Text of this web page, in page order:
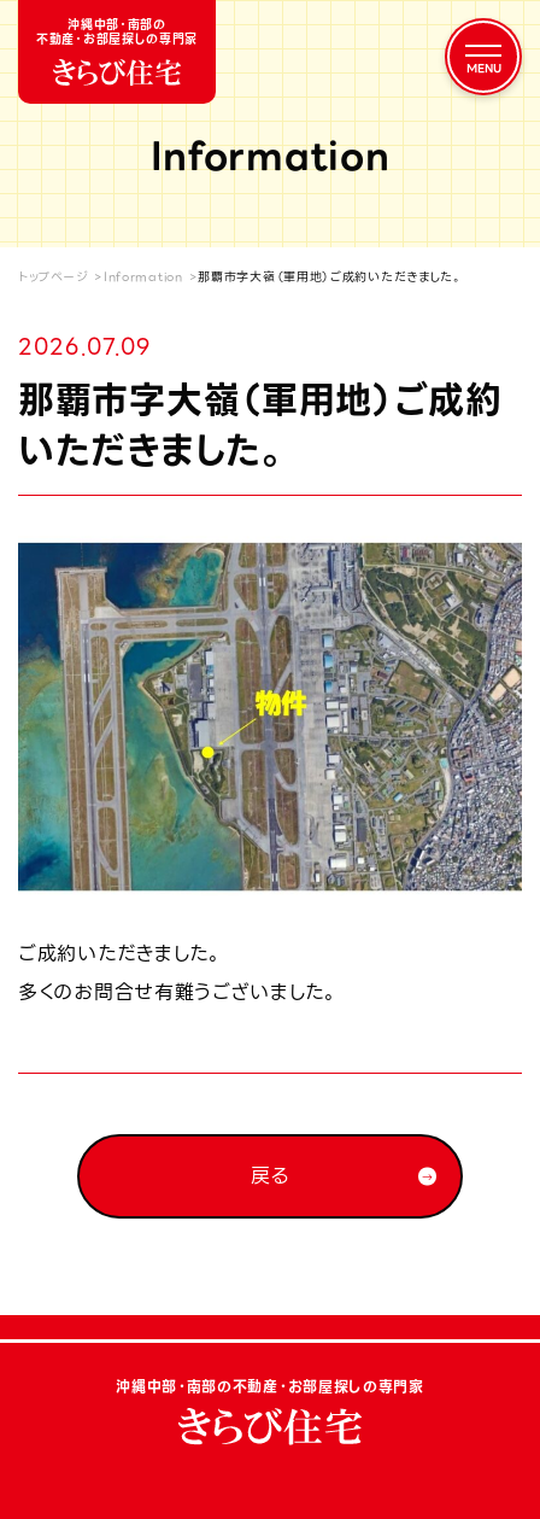
沖縄中部・南部の
不動産・お部屋探しの専門家
Information
トップページ Information 那覇市字大嶺（軍用地）ご成約いただきました。
2026.07.09
那覇市字大嶺（軍用地）ご成約
いただきました。
ご成約いただきました。
多くのお問合せ有難うございました。
戻る
沖縄中部・南部の不動産・お部屋探しの専門家